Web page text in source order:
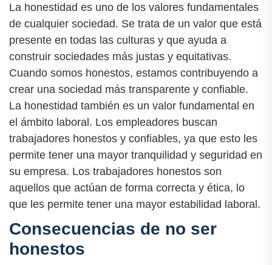
La honestidad es uno de los valores fundamentales
de cualquier sociedad. Se trata de un valor que está
presente en todas las culturas y que ayuda a
construir sociedades más justas y equitativas.
Cuando somos honestos, estamos contribuyendo a
crear una sociedad más transparente y confiable.
La honestidad también es un valor fundamental en
el ámbito laboral. Los empleadores buscan
trabajadores honestos y confiables, ya que esto les
permite tener una mayor tranquilidad y seguridad en
su empresa. Los trabajadores honestos son
aquellos que actúan de forma correcta y ética, lo
que les permite tener una mayor estabilidad laboral.
Consecuencias de no ser
honestos